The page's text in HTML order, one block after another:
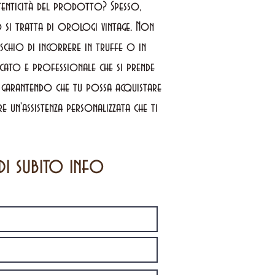
del prodotto? Spesso,
si tratta di orologi vintage. Non
di incorrere in truffe o in
e professionale che si prende
che tu possa acquistare
personalizzata che ti
subito info